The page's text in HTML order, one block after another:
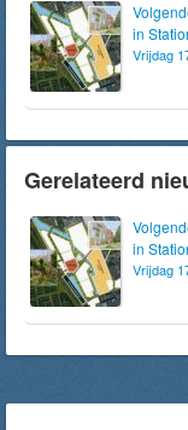
in
Vrijdag
Gerelateerd
in
Vrijdag